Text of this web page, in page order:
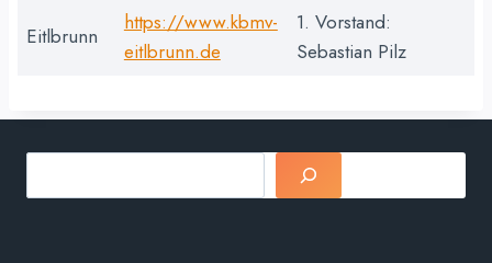
Eitlbrunn
https://www.kbmv-
eitlbrunn.de
1. Vorstand:
Sebastian Pilz
Suchen